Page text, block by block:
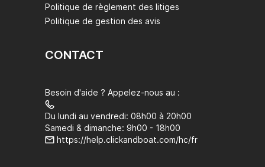
Politique de règlement des litiges
Politique de gestion des avis
CONTACT
Besoin d'aide ? Appelez-nous au :
Du lundi au vendredi: 08h00 à 20h00
Samedi & dimanche: 9h00 - 18h00
https://help.clickandboat.com/hc/fr